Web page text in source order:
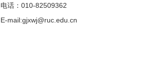
电话：010-82509362
E-mail:gjxwj@ruc.edu.cn